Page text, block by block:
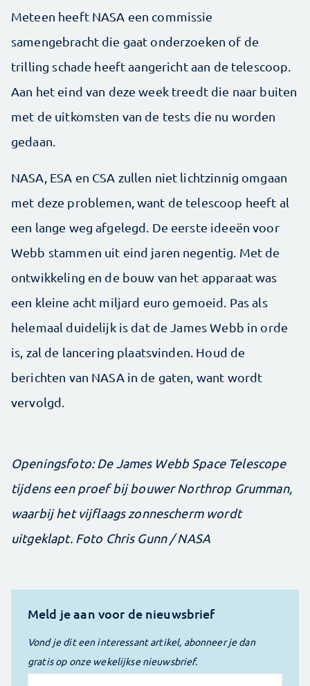
Meteen heeft NASA een commissie
samengebracht die gaat onderzoeken of de
trilling schade heeft aangericht aan de telescoop.
Aan het eind van deze week treedt die naar buiten
met de uitkomsten van de tests die nu worden
gedaan.
NASA, ESA en CSA zullen niet lichtzinnig omgaan
met deze problemen, want de telescoop heeft al
een lange weg afgelegd. De eerste ideeën voor
Webb stammen uit eind jaren negentig. Met de
ontwikkeling en de bouw van het apparaat was
een kleine acht miljard euro gemoeid. Pas als
helemaal duidelijk is dat de James Webb in orde
is, zal de lancering plaatsvinden. Houd de
berichten van NASA in de gaten, want wordt
vervolgd.
Openingsfoto: De James Webb Space Telescope
tijdens een proef bij bouwer Northrop Grumman,
waarbij het vijflaags zonnescherm wordt
uitgeklapt. Foto Chris Gunn / NASA
Meld je aan voor de nieuwsbrief
Vond je dit een interessant artikel, abonneer je dan
gratis op onze wekelijkse nieuwsbrief.